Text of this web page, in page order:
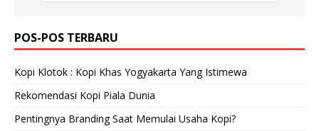
POS-POS TERBARU
Kopi Klotok : Kopi Khas Yogyakarta Yang Istimewa
Rekomendasi Kopi Piala Dunia
Pentingnya Branding Saat Memulai Usaha Kopi?